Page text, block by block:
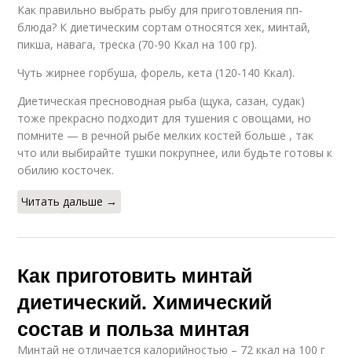
Как правильно выбрать рыбу для приготовления пп-
блюда? К диетическим сортам относятся хек, минтай,
пикша, навага, треска (70-90 Ккал на 100 гр).
Чуть жирнее горбуша, форель, кета (120-140 Ккал).
Диетическая пресноводная рыба (щука, сазан, судак)
тоже прекрасно подходит для тушения с овощами, но
помните — в речной рыбе мелких костей больше , так
что или выбирайте тушки покрупнее, или будьте готовы к
обилию косточек.
Читать дальше →
Как приготовить минтай
диетический. Химический
состав и польза минтая
Минтай не отличается калорийностью – 72 ккал на 100 г